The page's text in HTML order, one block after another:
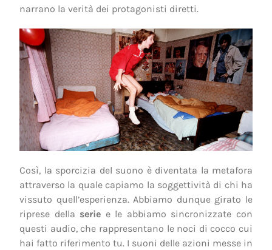
narrano la verità dei protagonisti diretti.
Così, la sporcizia del suono è diventata la metafora
attraverso la quale capiamo la soggettività di chi ha
vissuto quell’esperienza. Abbiamo dunque girato le
riprese della serie e le abbiamo sincronizzate con
questi audio, che rappresentano le noci di cocco cui
hai fatto riferimento tu. I suoni delle azioni messe in